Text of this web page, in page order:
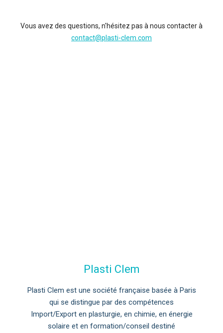
Vous avez des questions, n'hésitez pas à nous contacter à
contact@plasti-clem.com
Plasti Clem
Plasti Clem est une société française basée à Paris
qui se distingue par des compétences
Import/Export en plasturgie, en chimie, en énergie
solaire et en formation/conseil destiné